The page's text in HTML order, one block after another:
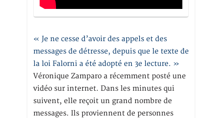
« Je ne cesse d’avoir des appels et des
messages de détresse, depuis que le texte de
la loi Falorni a été adopté en 3e lecture. »
Véronique Zamparo a récemment posté une
vidéo sur internet. Dans les minutes qui
suivent, elle reçoit un grand nombre de
messages. Ils proviennent de personnes